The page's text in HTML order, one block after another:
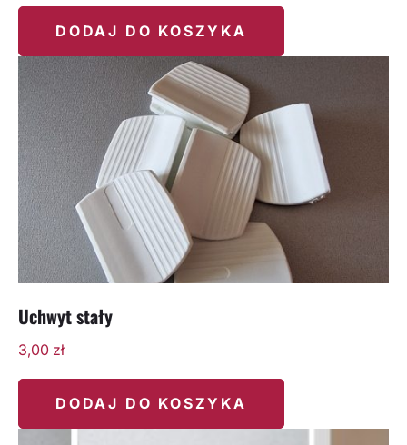
DODAJ DO KOSZYKA
Uchwyt stały
3,00 zł
DODAJ DO KOSZYKA